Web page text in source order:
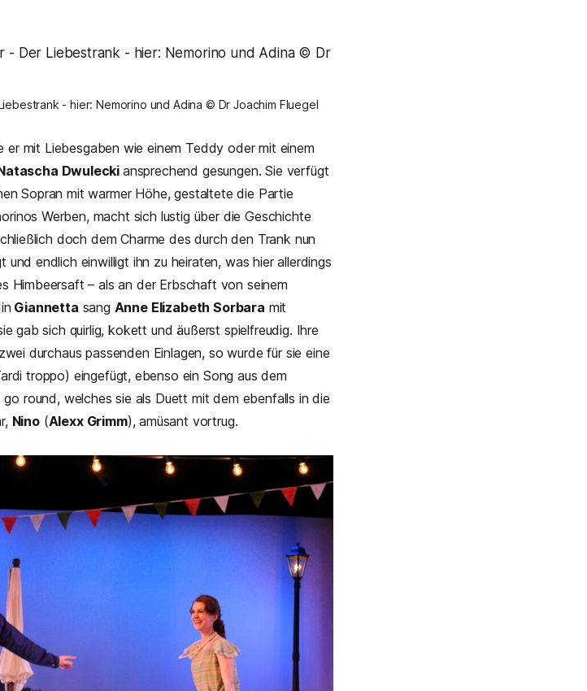
- hier: Nemorino und Adina © Dr Joachim Fluegel
er mit Liebesgaben wie einem Teddy oder mit einem
Dwuleckiansprechend gesungen. Sie verfügt
Sopran mit warmer Höhe, gestaltete die Partie
Werben, macht sich lustig über die Geschichte
doch dem Charme des durch den Trank nun
endlich einwilligt ihn zu heiraten, was hier allerdings
Himbeersaft – als an der Erbschaft von seinem
Giannetta sang Anne Elizabeth Sorbara mit
gab sich quirlig, kokett und äußerst spielfreudig. Ihre
durchaus passenden Einlagen, so wurde für sie eine
troppo) eingefügt, ebenso ein Song aus dem
round, welches sie als Duett mit dem ebenfalls in die
Nino(Alexx Grimm), amüsant vortrug.